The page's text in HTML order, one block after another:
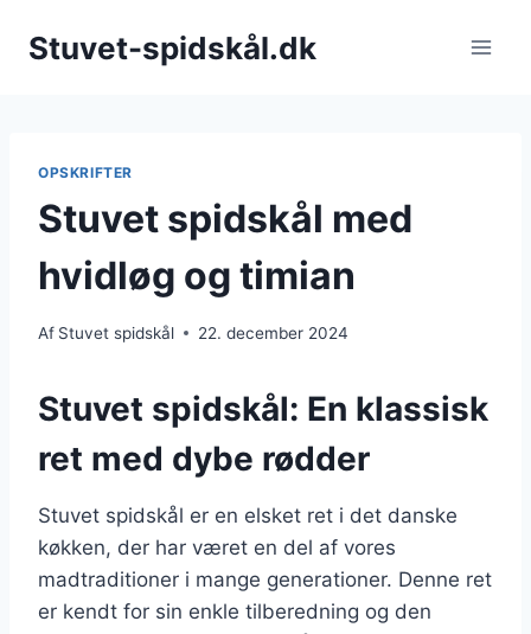
Stuvet-spidskål.dk
OPSKRIFTER
Stuvet spidskål med
hvidløg og timian
Af Stuvet spidskål 22. december 2024
Stuvet spidskål: En klassisk
ret med dybe rødder
Stuvet spidskål er en elsket ret i det danske
køkken, der har været en del af vores
madtraditioner i mange generationer. Denne ret
er kendt for sin enkle tilberedning og den